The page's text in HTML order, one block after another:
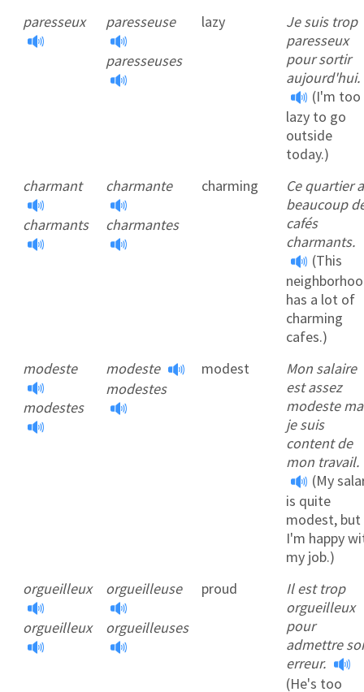
paresseux
paresseuse
paresseuses
lazy
Je suis trop
paresseux
pour sortir
aujourd'hui.
(I'm too
lazy to go
outside
today.)
charmant
charmants
charmante
charmantes
charming
Ce quartier a
beaucoup
cafés
charmants.
(This
has a lot of
charming
cafes.)
modeste
modestes
modeste
modestes
modest
Mon salaire
est assez
modeste
je suis
content de
mon travail.
(My
is quite
modest, but
I'm happy
my job.)
orgueilleux
orgueilleux
orgueilleuse
orgueilleuses
proud
Il est trop
orgueilleux
pour
admettre
erreur.
(He's too